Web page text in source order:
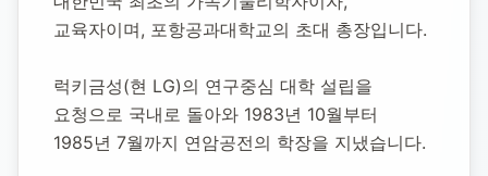
교육자이며, 포항공과대학교의 초대 총장입니다.
럭키금성(현 LG)의 연구중심 대학 설립을
요청으로 국내로 돌아와 1983년 10월부터
1985년 7월까지 연암공전의 학장을 지냈습니다.